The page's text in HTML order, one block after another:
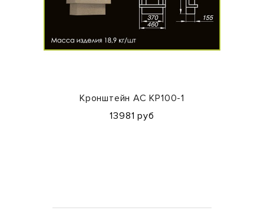
Кронштейн АС КР100-1
13981 руб